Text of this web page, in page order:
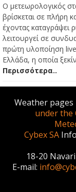
Ο μετεωρολογικός
βρίσκεται σε πλήρη
έχοντας καταγράψει
λειτουργεί σε
πρώτη υλοποίηση
Ελλάδα, η οποία
Περισσότερα..
Weather
under the
Cybex SA
18-20
E-mail: